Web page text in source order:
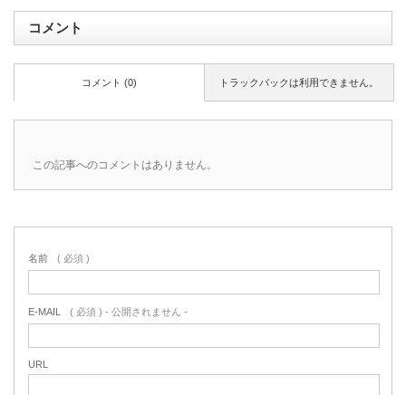
コメント
トラックバックは利用できません。
コメント (0)
この記事へのコメントはありません。
名前 ( 必須 )
E-MAIL ( 必須 ) - 公開されません -
URL